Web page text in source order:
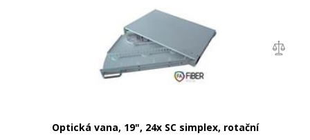
Optická vana, 19", 24x SC simplex, rotační